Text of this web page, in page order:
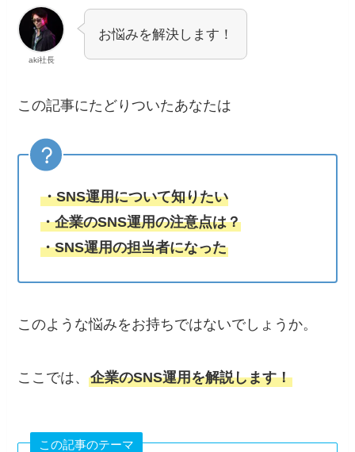
aki社長
お悩みを解決します！
この記事にたどりついたあなたは
・SNS運用について知りたい
・企業のSNS運用の注意点は？
・SNS運用の担当者になった
このような悩みをお持ちではないでしょうか。
ここでは、企業のSNS運用を解説します！
この記事のテーマ